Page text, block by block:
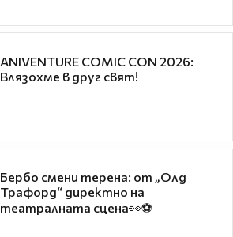
ANIVENTURE COMIC CON 2026:
Влязохме в друг свят!
Бербо смени терена: от „Олд
Трафорд“ директно на
театралната сцена👀⚽